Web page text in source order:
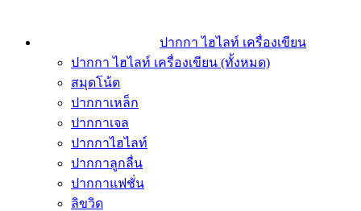
ปากกา ไฮไลท์ เครื่องเขียน
ปากกา ไฮไลท์ เครื่องเขียน (ทั้งหมด)
สมุดโน้ต
ปากกาเหล็ก
ปากกาเจล
ปากกาไฮไลท์
ปากกาลูกลื่น
ปากกาแฟชั่น
ลิขวิด